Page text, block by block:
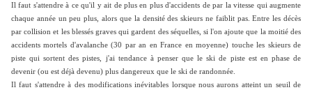
Il faut s'attendre à ce qu'il y ait de plus en plus d'accidents de par la vitesse qui augmente
chaque année un peu plus, alors que la densité des skieurs ne faiblit pas. Entre les décès
par collision et les blessés graves qui gardent des séquelles, si l'on ajoute que la moitié des
accidents mortels d'avalanche (30 par an en France en moyenne) touche les skieurs de
piste qui sortent des pistes, j'ai tendance à penser que le ski de piste est en phase de
devenir (ou est déjà devenu) plus dangereux que le ski de randonnée.
Il faut s'attendre à des modifications inévitables lorsque nous aurons atteint un seuil de